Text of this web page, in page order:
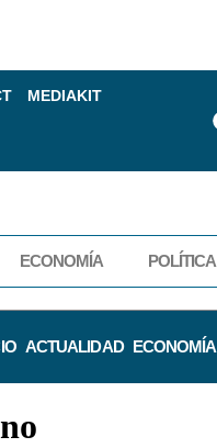
MEDIAKIT
ECONOMÍA POLÍTICA
ACTUALIDAD ECONOMÍA